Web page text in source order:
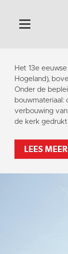
Home
Algemeen
Historie
Omgeving
Activiteiten
Steun ons
Contact
Vaktaal
Het 13e
Hogeland),
Onder de
bouwmateriaal:
verbouwing
de kerk
LEES MEER